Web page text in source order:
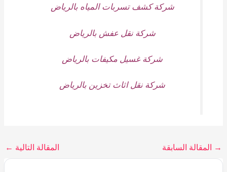
شركة كشف تسربات المياه بالرياض
شركة نقل عفش بالرياض
شركة غسيل مكيفات بالرياض
شركة نقل اثاث تخزين بالرياض
→ المقالة السابقة المقالة التالية ←